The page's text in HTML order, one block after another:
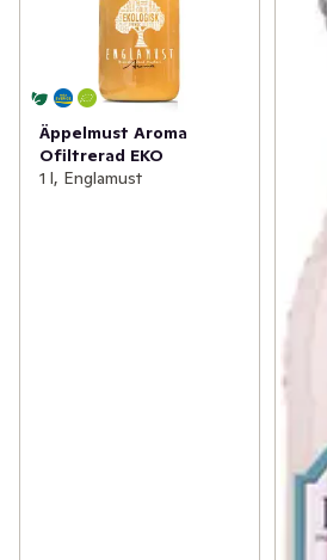
Äppelmust Aroma
Ofiltrerad EKO
1 l, Englamust